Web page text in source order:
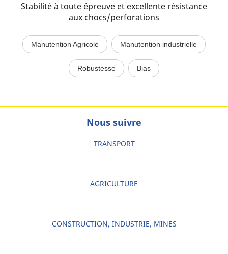
Stabilité à toute épreuve et excellente résistance
aux chocs/perforations
Manutention Agricole Manutention industrielle
Robustesse Bias
Nous suivre
TRANSPORT
AGRICULTURE
CONSTRUCTION, INDUSTRIE, MINES